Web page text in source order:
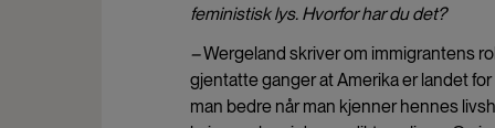
feministisk lys. Hvorfor har du det?
–Wergeland skriver om immigrantens
gjentatte ganger at Amerika er landet
man bedre når man kjenner hennes